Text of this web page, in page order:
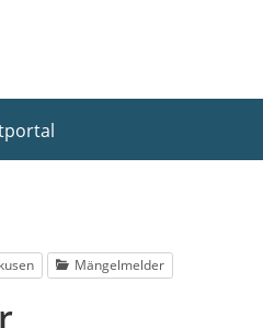
Mängelmelder